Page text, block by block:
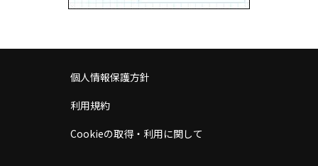
個人情報保護方針
利用規約
Cookieの取得・利用に関して